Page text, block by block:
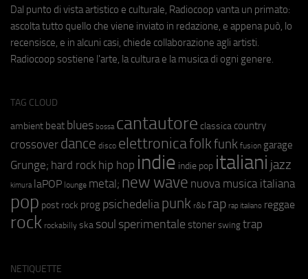
Dal punto di vista artistico e culturale, Radiocoop vanta un primato:
ascolta tutto quello che viene inviato in redazione, e appena può, lo
recensisce, e in alcuni casi, chiede collaborazione agli artisti.
Radiocoop sostiene l'arte, la cultura e la musica di ogni genere.
TAG CLOUD
ambient beat blues bossa cantautore classica country
crossover dance disco elettronicafolkfunk fusion garage
Grunge; hard rock hip hop indie indie pop italiani jazz
kimura laPOP lounge metal; new wave nuova musica italiana
pop post rock prog psichedeliapunk r&b rap rap italiano reggae
rock rockabilly ska soul sperimentale stoner swing trap
NETIQUETTE